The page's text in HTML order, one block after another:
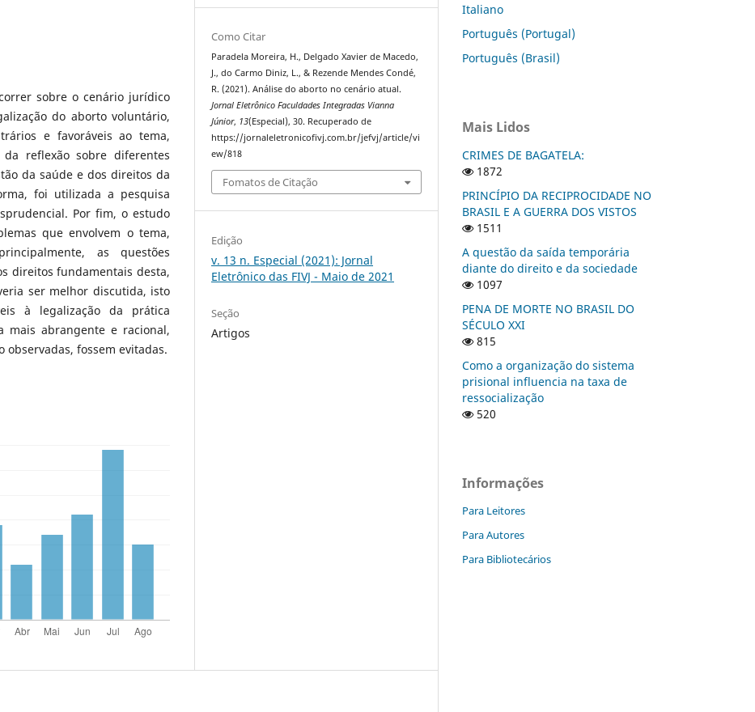
sobre o cenário jurídico
do aborto voluntário,
e favoráveis ao tema,
reflexão sobre diferentes
da saúde e dos direitos da
foi utilizada a pesquisa
Por fim, o estudo
que envolvem o tema,
as questões
direitos fundamentais desta,
ser melhor discutida, isto
à legalização da prática
mais abrangente e racional,
fossem evitadas.
Como Citar
Paradela Moreira, H., Delgado Xavier de Macedo,
J., do Carmo Diniz, L., & Rezende Mendes Condé,
R. (2021). Análise do aborto no cenário atual.
Jornal Eletrônico Faculdades Integradas Vianna
Júnior, 13(Especial), 30. Recuperado de
https://jornaleletronicofivj.com.br/jefvj/article/vi
ew/818
Fomatos de Citação
Edição
v. 13 n. Especial (2021): Jornal
Eletrônico das FIVJ - Maio de 2021
Seção
Artigos
Italiano
Português (Portugal)
Português (Brasil)
Mais Lidos
CRIMES DE BAGATELA:
1872
PRINCÍPIO DA RECIPROCIDADE NO
BRASIL E A GUERRA DOS VISTOS
1511
A questão da saída temporária
diante do direito e da sociedade
1097
PENA DE MORTE NO BRASIL DO
SÉCULO XXI
815
Como a organização do sistema
prisional influencia na taxa de
ressocialização
520
Informações
Para Leitores
Para Autores
Para Bibliotecários